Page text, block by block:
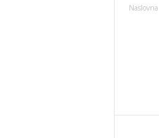
Naslovna